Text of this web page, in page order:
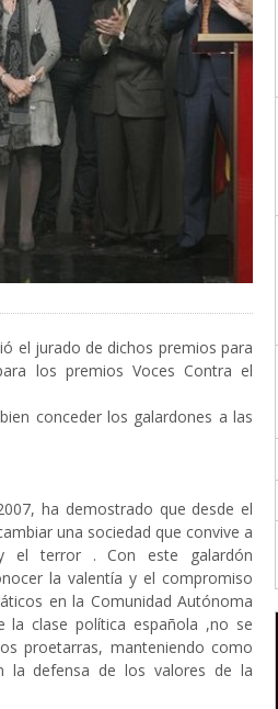
el jurado de dichos premios para
los premios Voces Contra el
conceder los galardones a las
ha demostrado que desde el
una sociedad que convive a
el terror . Con este galardón
la valentía y el compromiso
en la Comunidad Autónoma
la clase política española ,no se
proetarras, manteniendo como
la defensa de los valores de la